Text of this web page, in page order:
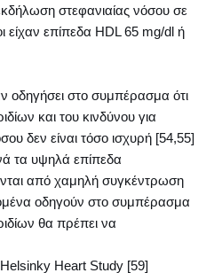
στεφανιαίας νόσου σε
είχαν επίπεδα HDL 65 mg/dl ή
οδηγήσει στο συμπέρασμα ότι
και του κινδύνου για
δεν είναι τόσο ισχυρή [54,55]
τα υψηλά επίπεδα
από χαμηλή συγκέντρωση
οδηγούν στο συμπέρασμα
θα πρέπει να
Heart Study [59]